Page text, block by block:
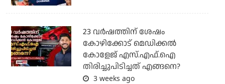
23 വർഷത്തിന് ശേഷം
കോഴിക്കോട് മെഡിക്കൽ
കോളേജ് എസ്.എഫ്.ഐ
തിരിച്ചുപിടിച്ചത് എങ്ങനെ?
3 weeks ago